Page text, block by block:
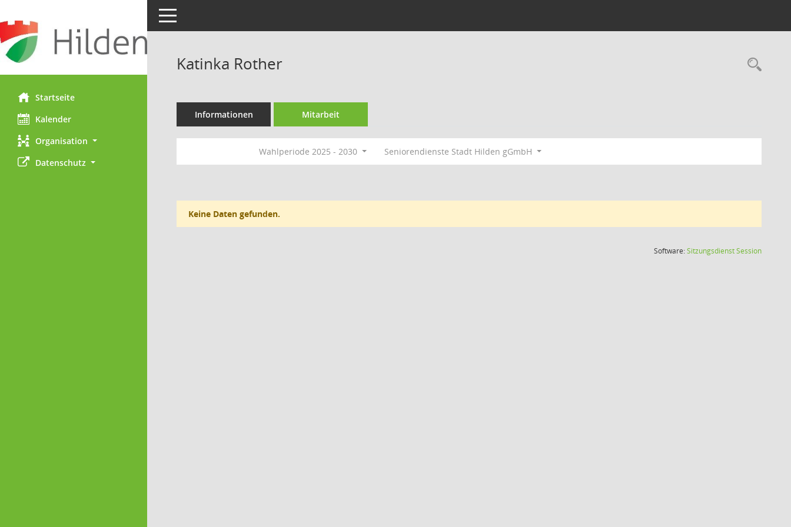
Startseite
Kalender
Organisation
Datenschutz
Toggle navigation
Katinka Rother
Informationen Mitarbeit
Wahlperiode 2025 - 2030 Seniorendienste Stadt Hilden gGmbH
Keine Daten gefunden.
Software:SitzungsdienstSession(Wird in